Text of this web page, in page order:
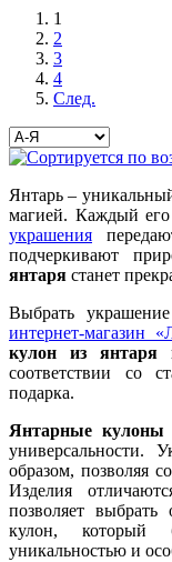
1
2
3
4
След.
Янтарь –
магией. Каждый его
украшения
подчеркивают
янтаря станет
Выбрать
интернет-магазин
кулон из янтаря
соответствии со
подарка.
Янтарные кулоны
универсальности.
образом, позволяя
Изделия
позволяет
кулон, который
уникальностью и